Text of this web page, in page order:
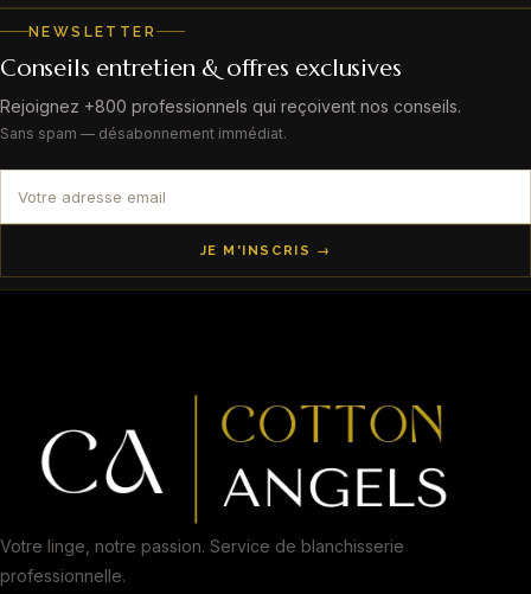
NEWSLETTER
Conseils entretien & offres exclusives
Rejoignez +800 professionnels qui reçoivent nos conseils.
Sans spam — désabonnement immédiat.
JE M'INSCRIS →
Votre linge, notre passion. Service de blanchisserie
professionnelle.